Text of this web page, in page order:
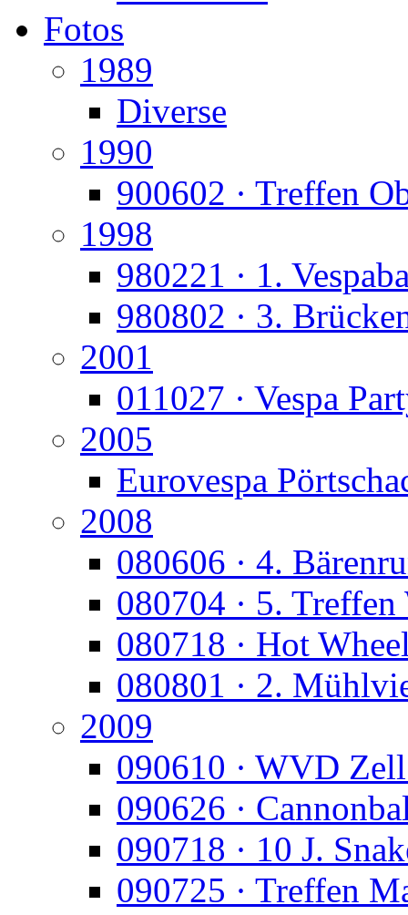
Fotos
1989
Diverse
1990
900602 · Treffen
1998
980221 · 1.
980802 · 3.
2001
011027 · Vespa
2005
Eurovespa
2008
080606 · 4.
080704 · 5.
080718 · Hot
080801 · 2.
2009
090610 · WVD Zell
090626 ·
090718 · 10 J.
090725 · Treffen